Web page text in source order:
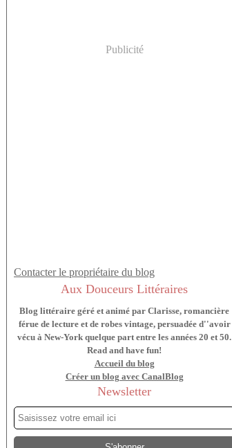
Publicité
Contacter le propriétaire du blog
Aux Douceurs Littéraires
Blog littéraire géré et animé par Clarisse, romancière
férue de lecture et de robes vintage, persuadée d''avoir
vécu à New-York quelque part entre les années 20 et 50.
Read and have fun!
Accueil du blog
Créer un blog avec CanalBlog
Newsletter